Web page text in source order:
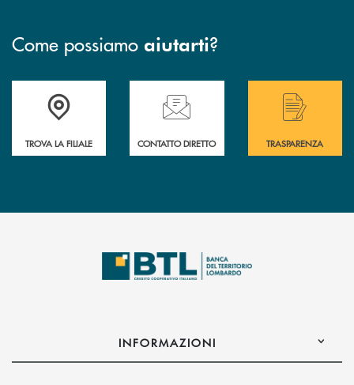
Come possiamo aiutarti?
Accedi all' elenco completo delle filiali .
TROVA LA FILIALE
Hai bisogno di assistenza immediata?
CONTATTO DIRETTO
Hai bisogno di
TRASPARENZA
INFORMAZIONI